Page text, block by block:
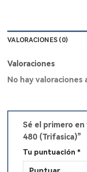
VALORACIONES (0)
Valoraciones
No hay valoraciones
Sé el primero en
480 (Trifasica)”
Tu puntuación *